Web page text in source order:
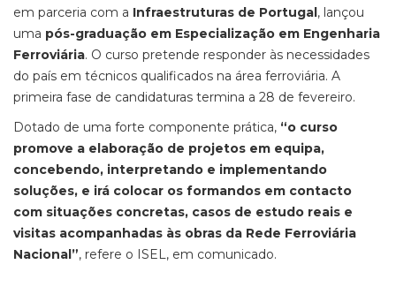
em parceria com a Infraestruturas de Portugal, lançou
uma pós-graduação em Especialização em Engenharia
Ferroviária. O curso pretende responder às necessidades
do país em técnicos qualificados na área ferroviária. A
primeira fase de candidaturas termina a 28 de fevereiro.
Dotado de uma forte componente prática, “o curso
promove a elaboração de projetos em equipa,
concebendo, interpretando e implementando
soluções, e irá colocar os formandos em contacto
com situações concretas, casos de estudo reais e
visitas acompanhadas às obras da Rede Ferroviária
Nacional”, refere o ISEL, em comunicado.